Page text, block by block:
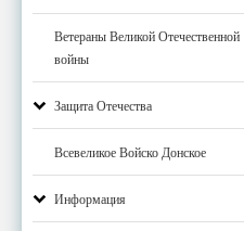
Ветераны Великой Отечественной
войны
Защита Отечества
Всевеликое Войско Донское
Информация